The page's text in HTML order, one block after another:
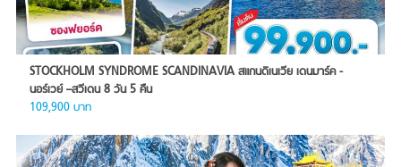
STOCKHOLM SYNDROME SCANDINAVIA สแกนดิเนเวีย เดนมาร์ค -
นอร์เวย์ –สวีเดน 8 วัน 5 คืน
109,900 บาท